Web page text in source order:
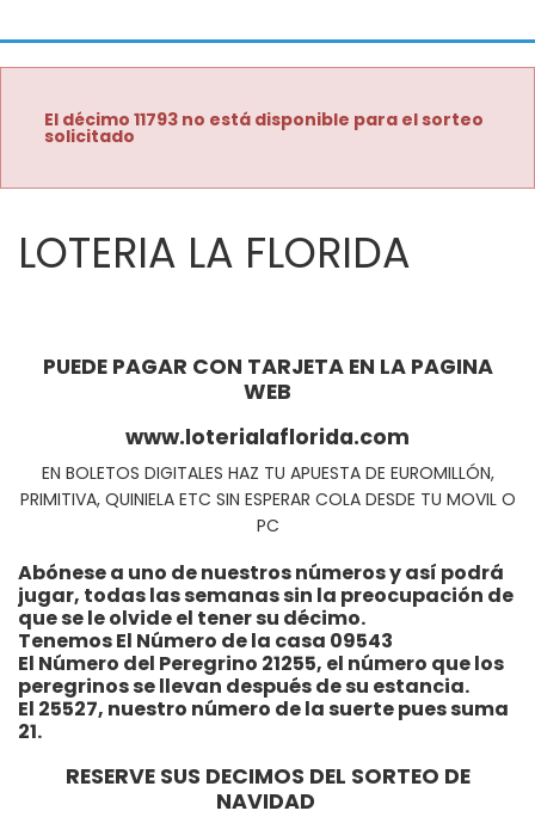
El décimo 11793 no está disponible para el sorteo
solicitado
LOTERIA LA FLORIDA
PUEDE PAGAR CON TARJETA EN LA PAGINA
WEB
www.loterialaflorida.com
EN BOLETOS DIGITALES HAZ TU APUESTA DE EUROMILLÓN,
PRIMITIVA, QUINIELA ETC SIN ESPERAR COLA DESDE TU MOVIL O
PC
Abónese a uno de nuestros números y así podrá
jugar, todas las semanas sin la preocupación de
que se le olvide el tener su décimo.
Tenemos El Número de la casa 09543
El Número del Peregrino 21255, el número que los
peregrinos se llevan después de su estancia.
El 25527, nuestro número de la suerte pues suma
21.
RESERVE SUS DECIMOS DEL SORTEO DE
NAVIDAD